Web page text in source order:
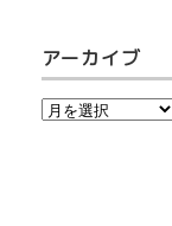
アーカイブ